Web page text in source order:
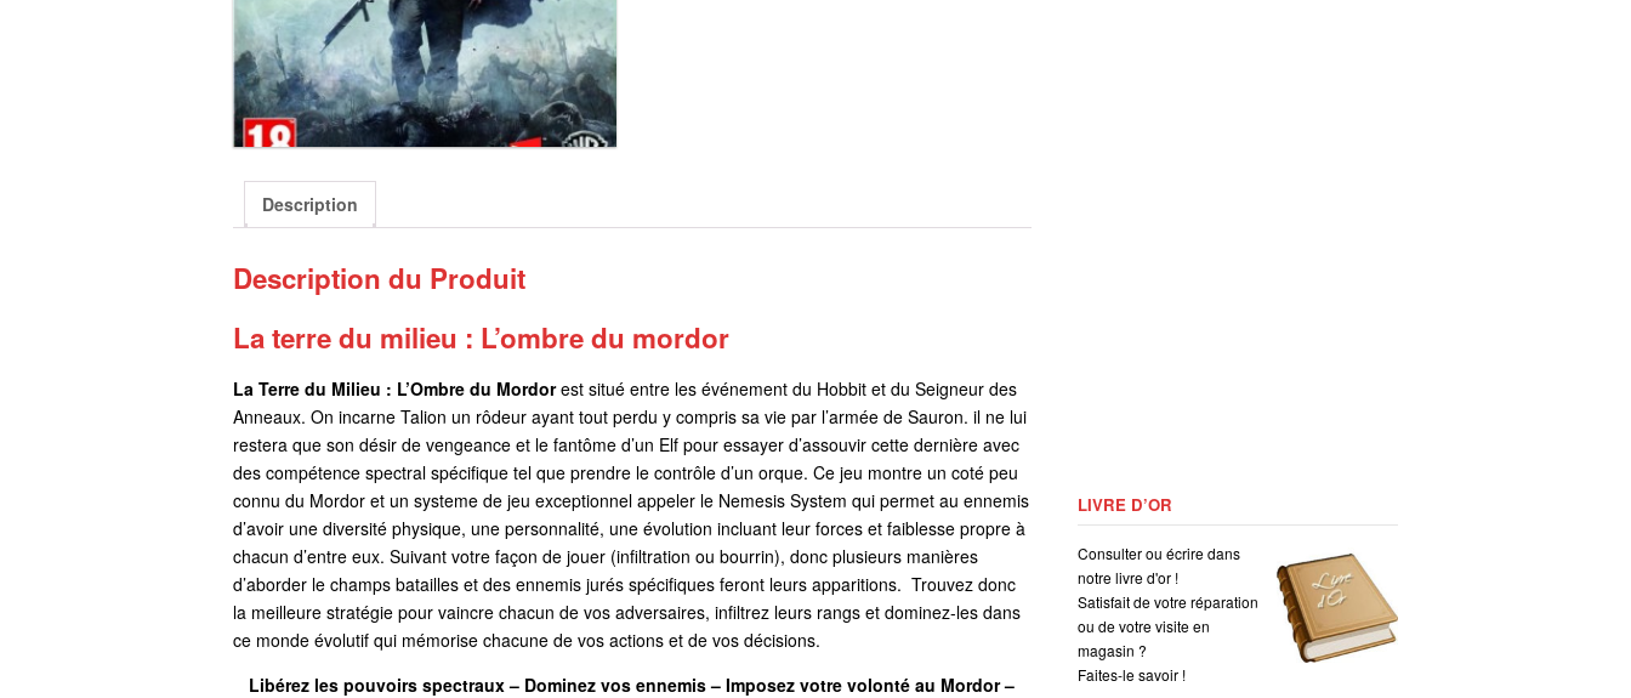
Description
Description du Produit
La terre du milieu : L’ombre du mordor
La Terre du Milieu : L’Ombre du Mordorest situé entre les événement du Hobbit et du Seigneur des
Anneaux. On incarne Talion un rôdeur ayant tout perdu y compris sa vie par l’armée de Sauron. il ne lui
restera que son désir de vengeance et le fantôme d’un Elf pour essayer d’assouvir cette dernière avec
des compétence spectral spécifique tel que prendre le contrôle d’un orque. Ce jeu montre un coté peu
connu du Mordor et un systeme de jeu exceptionnel appeler le Nemesis System qui permet au ennemis
d’avoir une diversité physique, une personnalité, une évolution incluant leur forces et faiblesse propre à
chacun d’entre eux. Suivant votre façon de jouer (infiltration ou bourrin), donc plusieurs manières
d’aborder le champs batailles et des ennemis jurés spécifiques feront leurs apparitions. Trouvez donc
la meilleure stratégie pour vaincre chacun de vos adversaires, infiltrez leurs rangs et dominez-les dans
ce monde évolutif qui mémorise chacune de vos actions et de vos décisions.
Libérez les pouvoirs spectraux – Dominez vos ennemis –Imposez votre volonté au Mordor –
LIVRE D’OR
Consulter ou écrire dans
notre livre d'or !
Satisfait de votre réparation
ou de votre visite en
magasin ?
Faites-le savoir !